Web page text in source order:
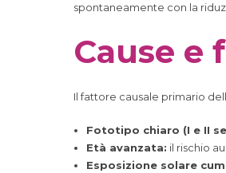
spontaneamente con la
Cause e
Il fattore causale primario
Fototipo chiaro (I e II
Età avanzata: il rischio
Esposizione solare